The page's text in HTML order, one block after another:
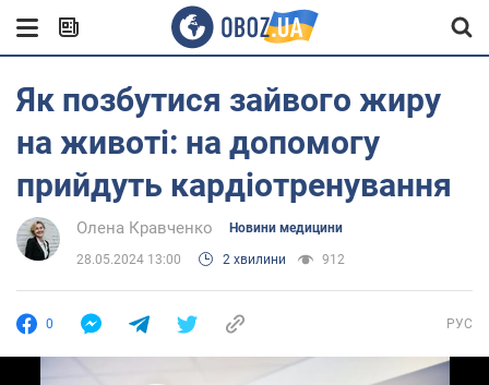
Як позбутися зайвого жиру
на животі: на допомогу
прийдуть кардіотренування
Олена Кравченко Новини медицини
28.05.2024 13:00 2 хвилини 912
0 РУС